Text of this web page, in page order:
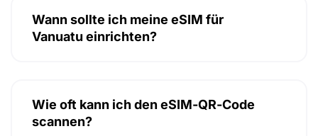
Wann sollte ich meine eSIM für
Vanuatu einrichten?
Wie oft kann ich den eSIM-QR-Code
scannen?